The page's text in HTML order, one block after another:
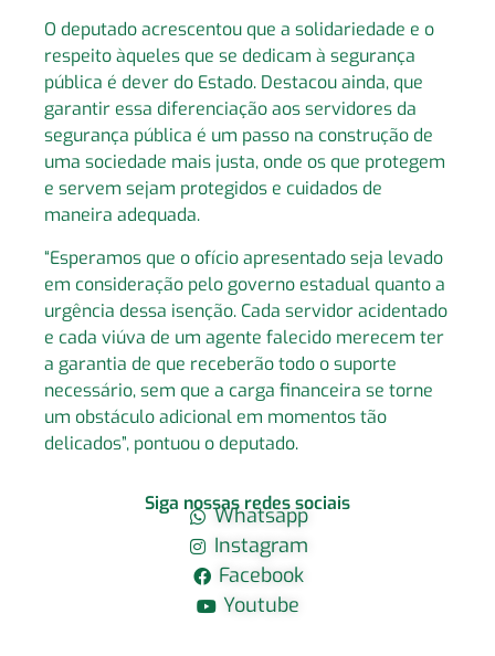
O deputado acrescentou que a solidariedade e o
respeito àqueles que se dedicam à segurança
pública é dever do Estado. Destacou ainda, que
garantir essa diferenciação aos servidores da
segurança pública é um passo na construção de
uma sociedade mais justa, onde os que protegem
e servem sejam protegidos e cuidados de
maneira adequada.
“Esperamos que o ofício apresentado seja levado
em consideração pelo governo estadual quanto a
urgência dessa isenção. Cada servidor acidentado
e cada viúva de um agente falecido merecem ter
a garantia de que receberão todo o suporte
necessário, sem que a carga financeira se torne
um obstáculo adicional em momentos tão
delicados”, pontuou o deputado.
Siga nossas redes sociais
Whatsapp
Instagram
Facebook
Youtube